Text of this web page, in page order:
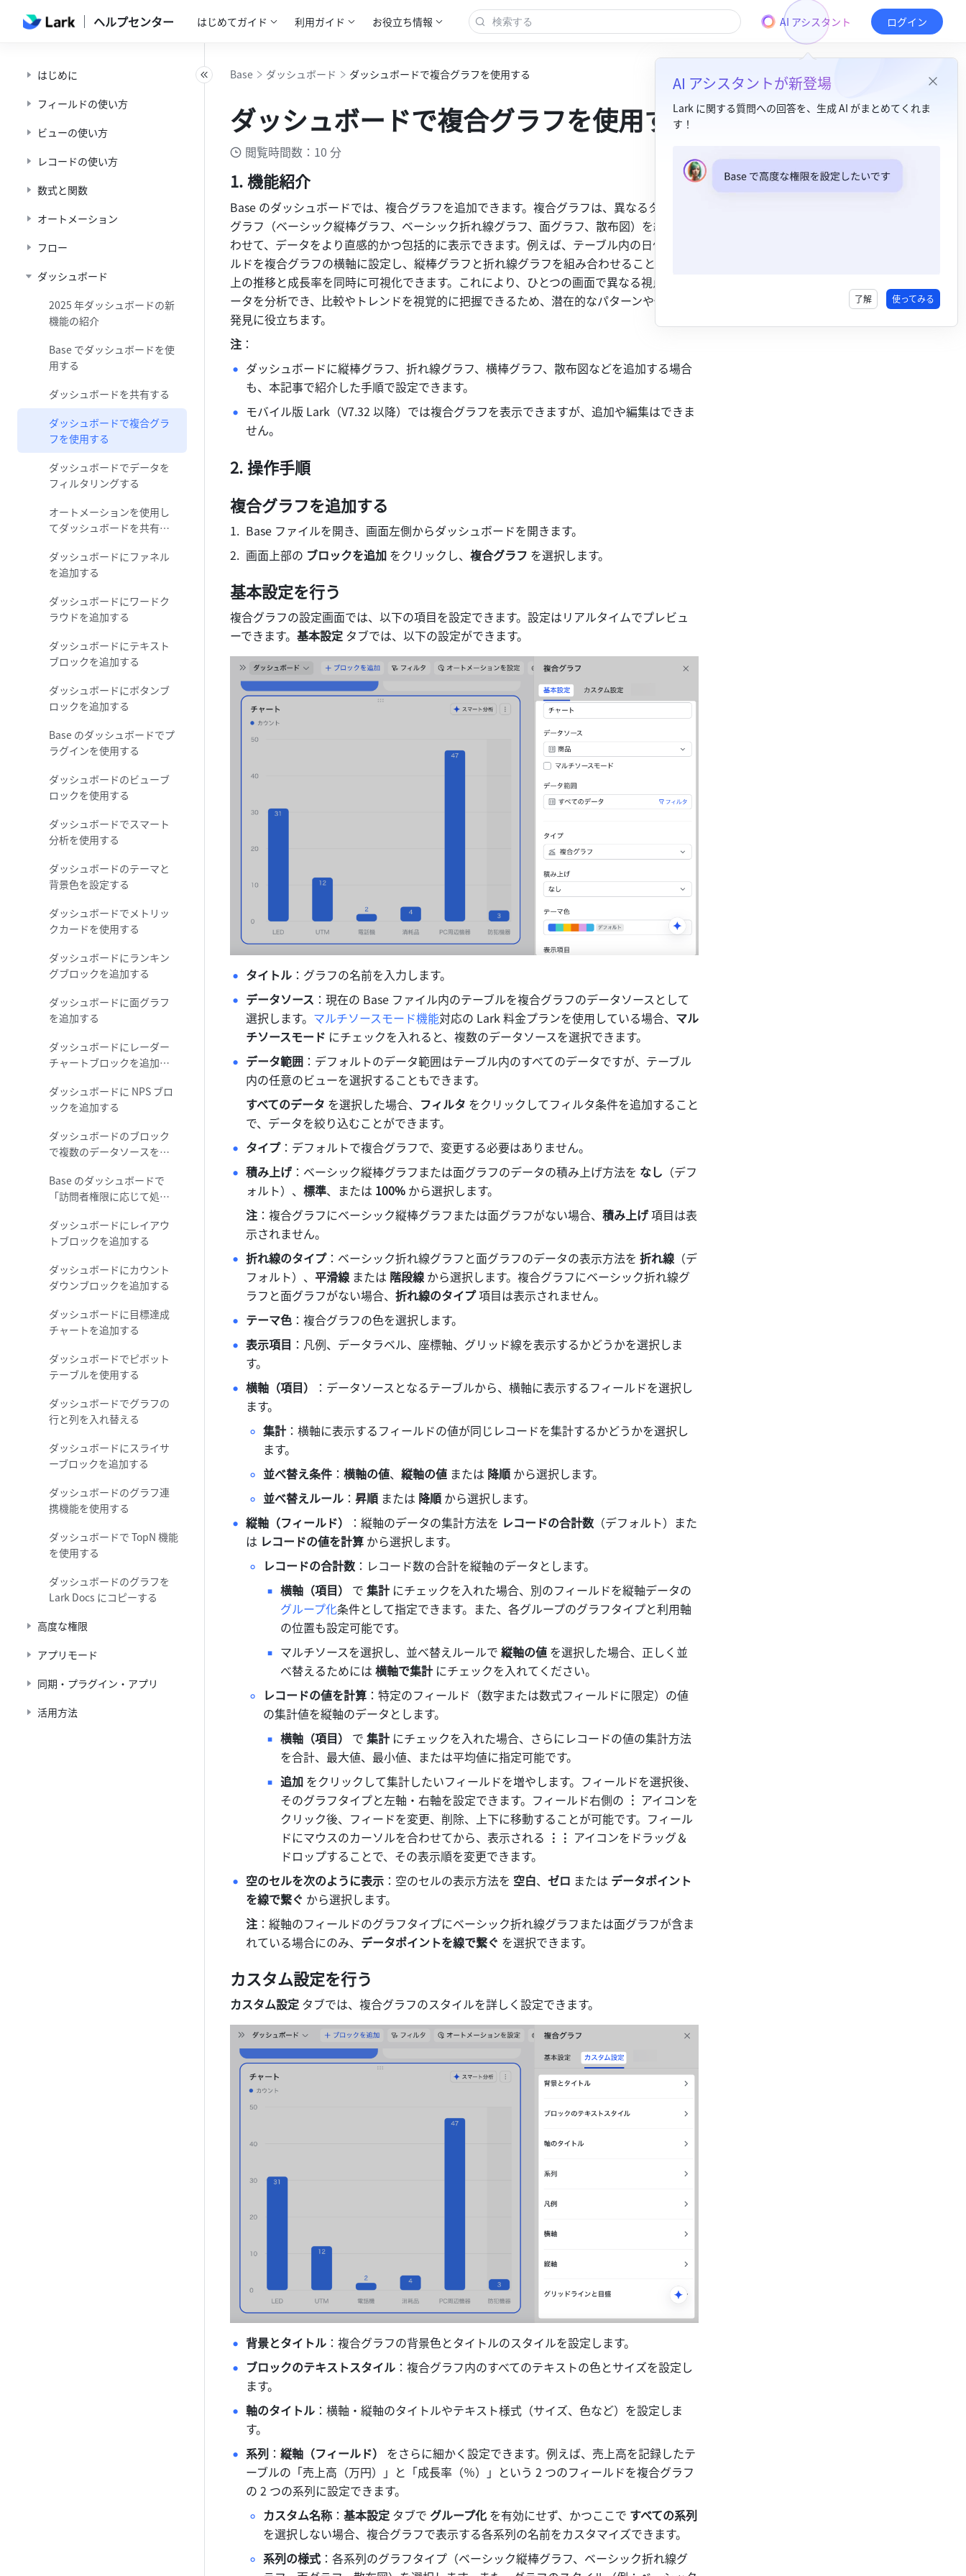
ヘルプセンター はじめてガイド 利用ガイド お役立ち情報 AI アシスタント
AI アシスタントが新登場
Lark に関する質問への回答を、生成 AI がまとめてくれま
す！
了解 使ってみる
ログイン
はじめに
フィールドの使い方
ビューの使い方
レコードの使い方
数式と関数
オートメーション
フロー
ダッシュボード
2025 年ダッシュボードの新
機能の紹介
Base でダッシュボードを使
用する
ダッシュボードを共有する
ダッシュボードで複合グラ
フを使用する
ダッシュボードでデータを
フィルタリングする
オートメーションを使用し
てダッシュボードを共有す
ダッシュボードにファネル
を追加する
ダッシュボードにワードク
ラウドを追加する
ダッシュボードにテキスト
ブロックを追加する
ダッシュボードにボタンブ
ロックを追加する
Base のダッシュボードでプ
ラグインを使用する
ダッシュボードのビューブ
ロックを使用する
ダッシュボードでスマート
分析を使用する
ダッシュボードのテーマと
背景色を設定する
ダッシュボードでメトリッ
クカードを使用する
ダッシュボードにランキン
グブロックを追加する
ダッシュボードに面グラフ
を追加する
ダッシュボードにレーダー
チャートブロックを追加す
ダッシュボードに NPS ブロ
ックを追加する
ダッシュボードのブロック
で複数のデータソースを選
Base のダッシュボードで
「訪問者権限に応じて処
ダッシュボードにレイアウ
トブロックを追加する
ダッシュボードにカウント
ダウンブロックを追加する
ダッシュボードに目標達成
チャートを追加する
ダッシュボードでピボット
テーブルを使用する
ダッシュボードでグラフの
行と列を入れ替える
ダッシュボードにスライサ
ーブロックを追加する
ダッシュボードのグラフ連
携機能を使用する
ダッシュボードで TopN 機能
を使用する
ダッシュボードのグラフを
Lark Docs にコピーする
高度な権限
アプリモード
同期・プラグイン・アプリ
活用方法
Base ダッシュボード ダッシュボードで複合グラフを使用する
ダッシュボードで複合グラフを使用する
閲覧時間数：10 分
機能紹介
Base のダッシュボードでは、複合グラフを追加できます。複合グラフは、異なるタイプの
グラフ（ベーシック縦棒グラフ、ベーシック折れ線グラフ、面グラフ、散布図）を組み合
わせて、データをより直感的かつ包括的に表示できます。例えば、テーブル内の日付フィー
ルドを複合グラフの横軸に設定し、縦棒グラフと折れ線グラフを組み合わせることで、売
上の推移と成長率を同時に可視化できます。これにより、ひとつの画面で異なる視点からデ
ータを分析でき、比較やトレンドを視覚的に把握できるため、潜在的なパターンや傾向の
発見に役立ちます。
注 ：
ダッシュボードに縦棒グラフ、折れ線グラフ、横棒グラフ、散布図などを追加する場合
も、本記事で紹介した手順で設定できます。
モバイル版 Lark（V7.32 以降）では複合グラフを表示できますが、追加や編集はできま
せん。
操作手順
複合グラフを追加する
Base ファイルを開き、画面左側からダッシュボードを開きます。
画面上部の ブロックを追加 をクリックし、 複合グラフ を選択します。
基本設定を行う
複合グラフの設定画面では、以下の項目を設定できます。設定はリアルタイムでプレビュ
ーできます。 基本設定 タブでは、以下の設定ができます。
タイトル ：グラフの名前を入力します。
データソース ：現在の Base ファイル内のテーブルを複合グラフのデータソースとして
選択します。 マルチソースモード機能対応の Lark 料金プランを使用している場合、 マル
チソースモード にチェックを入れると、複数のデータソースを選択できます。
データ範囲 ：デフォルトのデータ範囲はテーブル内のすべてのデータですが、テーブル
内の任意のビューを選択することもできます。
すべてのデータ を選択した場合、 フィルタ をクリックしてフィルタ条件を追加すること
で、データを絞り込むことができます。
タイプ：デフォルトで複合グラフで、変更する必要はありません。
積み上げ ：ベーシック縦棒グラフまたは面グラフのデータの積み上げ方法を なし （デフ
ォルト）、 標準、または 100% から選択します。
注 ：複合グラフにベーシック縦棒グラフまたは面グラフがない場合、 積み上げ 項目は表
示されません。
折れ線のタイプ：ベーシック折れ線グラフと面グラフのデータの表示方法を 折れ線 （デ
フォルト）、 平滑線 または 階段線 から選択します。複合グラフにベーシック折れ線グ
ラフと面グラフがない場合、 折れ線のタイプ 項目は表示されません。
テーマ色 ：複合グラフの色を選択します。
表示項目 ：凡例、データラベル、座標軸、グリッド線を表示するかどうかを選択しま
す。
横軸（項目）
：データソースとなるテーブルから、横軸に表示するフィールドを選択し
ます。
集計：横軸に表示するフィールドの値が同じレコードを集計するかどうかを選択し
ます。
並べ替え条件 ： 横軸の値、 縦軸の値 または 降順 から選択します。
並べ替えルール ： 昇順 または 降順 から選択します。
縦軸（フィールド）
：縦軸のデータの集計方法を レコードの合計数 （デフォルト）また
は レコードの値を計算 から選択します。
レコードの合計数 ：レコード数の合計を縦軸のデータとします。
横軸（項目） で 集計 にチェックを入れた場合、別のフィールドを縦軸データの
グループ化条件として指定できます。また、各グループのグラフタイプと利用軸
の位置も設定可能です。
マルチソースを選択し、並べ替えルールで 縦軸の値 を選択した場合、正しく並
べ替えるためには 横軸で集計 にチェックを入れてください。
レコードの値を計算 ：特定のフィールド（数字または数式フィールドに限定）の値
の集計値を縦軸のデータとします。
横軸（項目） で 集計 にチェックを入れた場合、さらにレコードの値の集計方法
を合計、最大値、最小値、または平均値に指定可能です。
追加 をクリックして集計したいフィールドを増やします。フィールドを選択後、
そのグラフタイプと左軸・右軸を設定できます。フィールド右側の ︙ アイコンを
クリック後、フィードを変更、削除、上下に移動することが可能です。フィール
ドにマウスのカーソルを合わせてから、表示される ⋮⋮ アイコンをドラッグ＆
ドロップすることで、その表示順を変更できます。
空のセルを次のように表示 ：空のセルの表示方法を 空白、 ゼロ または データポイント
を線で繋ぐ から選択します。
注 ：縦軸のフィールドのグラフタイプにベーシック折れ線グラフまたは面グラフが含ま
れている場合にのみ、 データポイントを線で繋ぐ を選択できます。
カスタム設定を行う
カスタム設定 タブでは、複合グラフのスタイルを詳しく設定できます。
背景とタイトル ：複合グラフの背景色とタイトルのスタイルを設定します。
ブロックのテキストスタイル ：複合グラフ内のすべてのテキストの色とサイズを設定し
ます。
軸のタイトル ：横軸・縦軸のタイトルやテキスト様式（サイズ、色など）を設定しま
す。
系列 ： 縦軸（フィールド） をさらに細かく設定できます。例えば、売上高を記録したテ
ーブルの「売上高（万円）」と「成長率（％）」という 2 つのフィールドを複合グラフ
の 2 つの系列に設定できます。
カスタム名称 ： 基本設定 タブで グループ化 を有効にせず、かつここで すべての系列
を選択しない場合、複合グラフで表示する各系列の名前をカスタマイズできます。
系列の様式 ：各系列のグラフタイプ（ベーシック縦棒グラフ、ベーシック折れ線グ
1. 機能紹介​